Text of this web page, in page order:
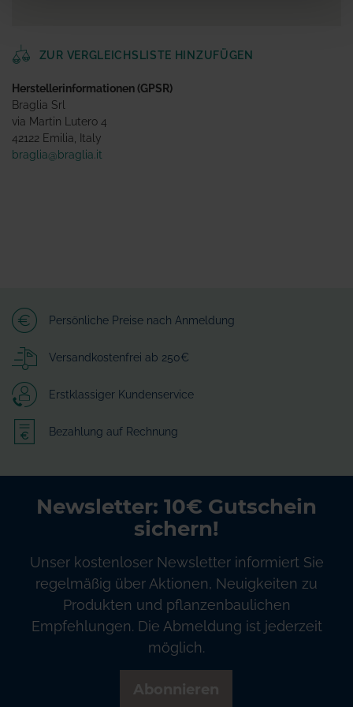
ZUR VERGLEICHSLISTE HINZUFÜGEN
Herstellerinformationen (GPSR)
Braglia Srl
via Martin Lutero 4
42122 Emilia, Italy
braglia@braglia.it
Persönliche Preise nach Anmeldung
Versandkostenfrei ab 250€
Erstklassiger Kundenservice
Bezahlung auf Rechnung
Newsletter: 10€ Gutschein
sichern!
Unser kostenloser Newsletter informiert Sie
regelmäßig über Aktionen, Neuigkeiten zu
Produkten und pflanzenbaulichen
Empfehlungen. Die Abmeldung ist jederzeit
möglich.